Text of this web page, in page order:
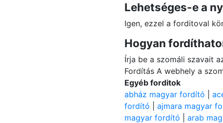
Lehetséges-e a
Igen, ezzel a forditoval
Hogyan
Írja be a szomáli szavait
Fordítás A webhely a
Egyéb forditok
abház magyar fordító |
fordító |ajmara magyar
magyar fordító |arab